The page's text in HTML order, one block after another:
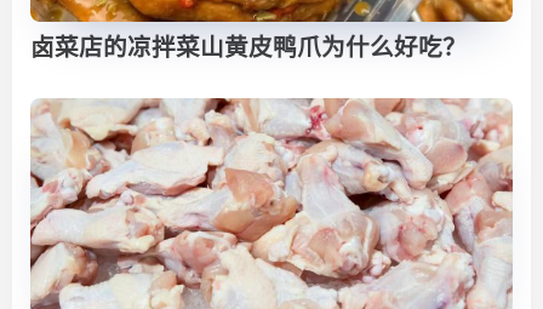
卤菜店的凉拌菜山黄皮鸭爪为什么好吃？